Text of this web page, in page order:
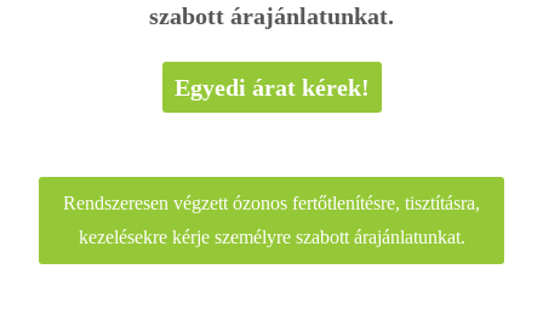
szabott árajánlatunkat.
Egyedi árat kérek!
Rendszeresen végzett ózonos fertőtlenítésre, tisztításra,
kezelésekre kérje személyre szabott árajánlatunkat.